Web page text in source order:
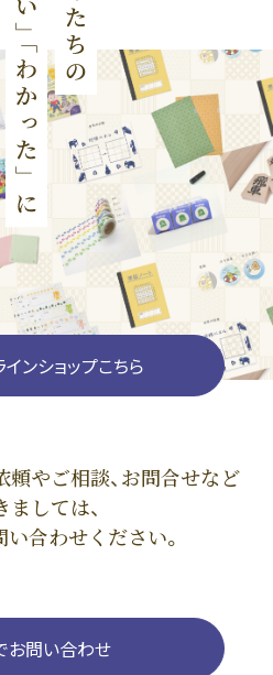
ンショップこちら
やご相談、お問合せなど
ましては、
合わせください。
お問い合わせ